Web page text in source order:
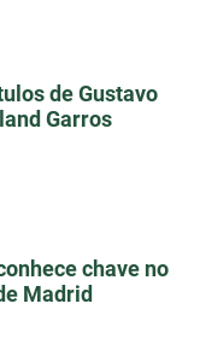
de Gustavo
Garros
chave no
Madrid